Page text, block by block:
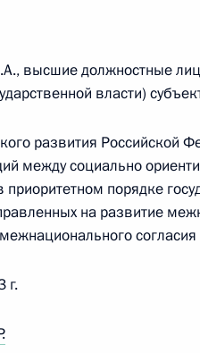
развития
высшие должностные
власти)
развития Российской
между социально
порядке
на развитие
г.